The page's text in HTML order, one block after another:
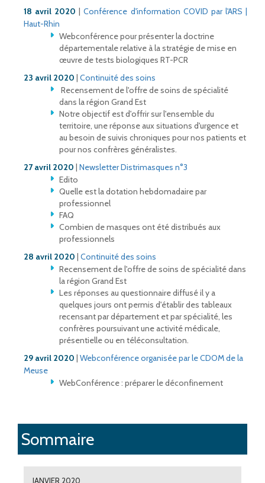
18 avril 2020 |Conférence d'information COVID par l'ARS |
Haut-Rhin
Webconférence pour présenter la doctrine
départementale relative à la stratégie de mise en
œuvre de tests biologiques RT-PCR
23 avril 2020 | Continuité des soins
Recensement de l'offre de soins de spécialité
dans la région Grand Est
Notre objectif est d'offrir sur l'ensemble du
territoire, une réponse aux situations d'urgence et
au besoin de suivis chroniques pour nos patients et
pour nos confrères généralistes.
27 avril 2020 | Newsletter Distrimasques n°3
Edito
Quelle est la dotation hebdomadaire par
professionnel
FAQ
Combien de masques ont été distribués aux
professionnels
28 avril 2020 | Continuité des soins
Recensement de l'offre de soins de spécialité dans
la région Grand Est
Les réponses au questionnaire diffusé il y a
quelques jours ont permis d'établir des tableaux
recensant par département et par spécialité, les
confrères poursuivant une activité médicale,
présentielle ou en téléconsultation.
29 avril 2020 | Webconférence organisée par le CDOM de la
Meuse
WebConférence : préparer le déconfinement
Sommaire
JANVIER 2020